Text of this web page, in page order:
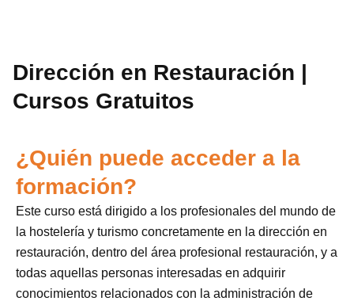
Dirección en Restauración |
Cursos Gratuitos
¿Quién puede acceder a la
formación?
Este curso está dirigido a los profesionales del mundo de
la hostelería y turismo concretamente en la dirección en
restauración, dentro del área profesional restauración, y a
todas aquellas personas interesadas en adquirir
conocimientos relacionados con la administración de